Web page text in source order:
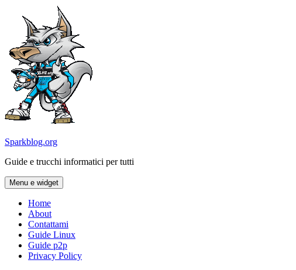
contenuto
Sparkblog.org
Guide e trucchi informatici per tutti
Menu e widget
Home
About
Contattami
Guide Linux
Guide p2p
Privacy Policy